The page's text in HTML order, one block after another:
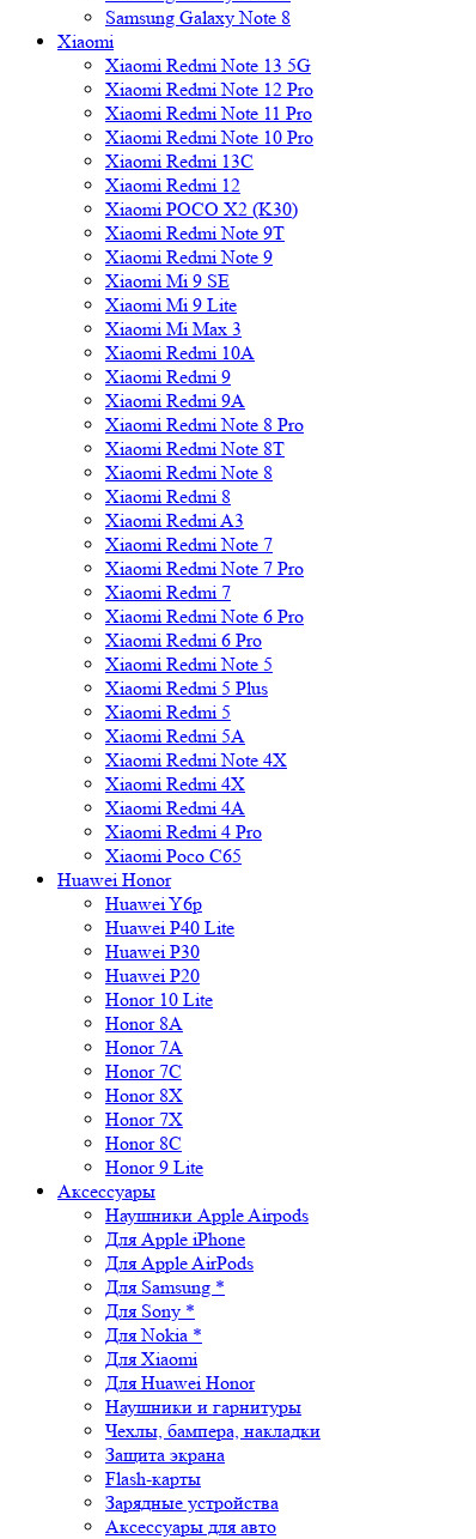
Samsung Galaxy Note 8
Xiaomi
Xiaomi Redmi Note 13 5G
Xiaomi Redmi Note 12 Pro
Xiaomi Redmi Note 11 Pro
Xiaomi Redmi Note 10 Pro
Xiaomi Redmi 13C
Xiaomi Redmi 12
Xiaomi POCO X2 (K30)
Xiaomi Redmi Note 9T
Xiaomi Redmi Note 9
Xiaomi Mi 9 SE
Xiaomi Mi 9 Lite
Xiaomi Mi Max 3
Xiaomi Redmi 10A
Xiaomi Redmi 9
Xiaomi Redmi 9A
Xiaomi Redmi Note 8 Pro
Xiaomi Redmi Note 8T
Xiaomi Redmi Note 8
Xiaomi Redmi 8
Xiaomi Redmi A3
Xiaomi Redmi Note 7
Xiaomi Redmi Note 7 Pro
Xiaomi Redmi 7
Xiaomi Redmi Note 6 Pro
Xiaomi Redmi 6 Pro
Xiaomi Redmi Note 5
Xiaomi Redmi 5 Plus
Xiaomi Redmi 5
Xiaomi Redmi 5A
Xiaomi Redmi Note 4X
Xiaomi Redmi 4X
Xiaomi Redmi 4A
Xiaomi Redmi 4 Pro
Xiaomi Poco C65
Huawei Honor
Huawei Y6p
Huawei P40 Lite
Huawei P30
Huawei P20
Honor 10 Lite
Honor 8A
Honor 7A
Honor 7C
Honor 8X
Honor 7X
Honor 8C
Honor 9 Lite
Аксессуары
Наушники Apple Airpods
Для Apple iPhone
Для Apple AirPods
Для Samsung *
Для Sony *
Для Nokia *
Для Xiaomi
Для Huawei Honor
Наушники и гарнитуры
Чехлы, бампера, накладки
Защита экрана
Flash-карты
Зарядные устройства
Аксессуары для авто